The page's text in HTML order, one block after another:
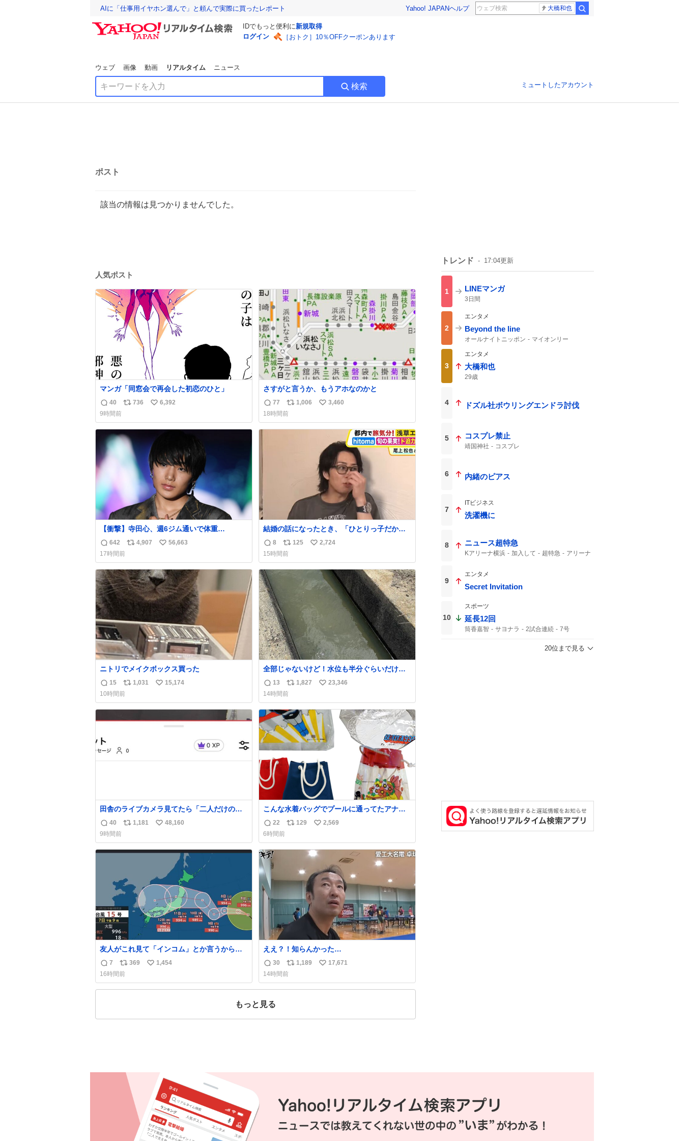
AIに「仕事用イヤホン選んで」と頼んで実際に買ったレポート Yahoo! JAPANヘルプ 大橋和也
IDでもっと便利に新規取得
ログイン
［おトク］10％OFFクーポンあります
ウェブ 画像 動画 リアルタイム ニュース
検索 ミュートしたアカウント
ポスト
該当の情報は見つかりませんでした。
人気ポスト
マンガ「同窓会で再会した初恋のひと」
返
信
数
40
リ
ス
ト
736
い
ね
数
6,392
9時間前
さすがと言うか、もうアホなのかと
返
信
数
77
リ
ポ
ス
1,006
い
ね
3,460
18時間前
【衝撃】寺田心、週6ジム通いで体重
62kg→82kgに 110kgのベンチプレス持ち上
げる姿披露
news.livedoor.com/article/detail… 元々自重
のみだったが、更に筋肉を大きくするためジ
ム通いを開始。筋肉増量のためおにぎり10
個、ゼリー飲料3～4本、パスタと毎日4千kcal
オーバーの食事を摂取し、増量したという。
返
信
数
642
リ
ス
ト
数
4,907
い
ね
数
56,663
17時間前
結婚の話になったとき、「ひとりっ子だから
僕が諦めた瞬間に一族が潰える」「死ぬとき1
人とか嫌」だから結婚願望は"ある"って答え
たものの、結局「（結婚は）向いてねぇのか
もしれない」で締める北山くん、きっといろ
いろ考えて言葉を選んで、まるく収めてくれ
たんだなと思った
返
信
数
8
リ
ポ
ス
125
い
ね
数
2,724
15時間前
ニトリでメイクボックス買った
返
信
数
15
リ
ポ
ス
ト
1,031
い
ね
数
15,174
10時間前
全部じゃないけど！水位も半分ぐらいだけ
ど！水が来はじめたよ！！！ 作業してくれた
方々ありがとーーー
ー！！！！！！！！！！！！！！！！！！！
！！！！！！！
返
信
数
13
リ
ポ
ス
ト
数
1,827
い
ね
数
23,346
14時間前
田舎のライブカメラ見てたら「二人だけの世
界」を発見した
返
信
数
40
リ
ス
1,181
い
ね
48,160
9時間前
こんな水着バッグでプールに通ってたアナ
タ、完全なる同世代（笑） #70年代 #80年
代 #昭和レトロ
返
信
数
22
リ
ス
129
い
ね
数
2,569
6時間前
友人がこれ見て「インコム」とか言うから、
もうそれにしか見えなくなっちゃった。
返
信
数
7
リ
ポ
ス
369
い
ね
1,454
16時間前
ええ？！知らんかった…
返
信
数
30
リ
ポ
ス
1,189
い
ね
17,671
14時間前
もっと見る
トレンド 17:04更新
1 LINEマンガ
3日間
2
エンタメ
Beyond the line
オールナイトニッポン
マイオンリー
3
エンタメ
大橋和也
29歳
4 ドズル社ボウリングエンドラ討伐
5 コスプレ禁止
靖国神社 コスプレ
6 内緒のピアス
7
ITビジネス
洗濯機に
8 ニュース超特急
Kアリーナ横浜 加入して 超特急
アリーナ
9
エンタメ
Secret Invitation
10
スポーツ
延長12回
筒香嘉智 サヨナラ 2試合連続
7号
20位まで見る